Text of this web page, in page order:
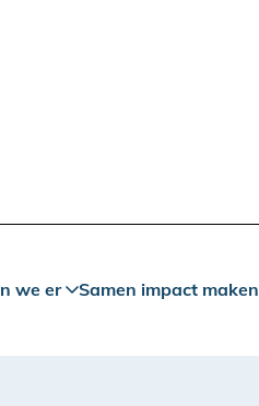
we er Samen impact maken